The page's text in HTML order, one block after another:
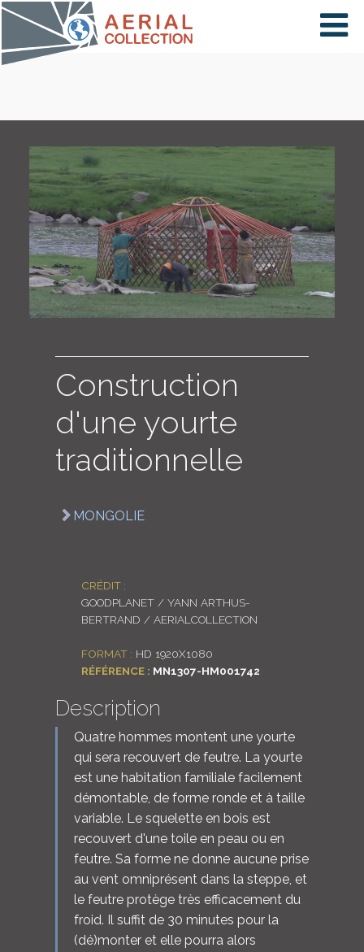
×
PAYS
CARTE
COLLECTIONS
Construction
d'une yourte
traditionnelle
MONGOLIE
CRÉDIT :
GOODPLANET / YANN ARTHUS-
BERTRAND / AERIALCOLLECTION
FORMAT : HD 1920X1080
RÉFÉRENCE : MN1307-HM001742
Description
Quatre hommes montent une yourte
qui sera recouvert de feutre. La yourte
est une habitation familiale facilement
démontable, de forme ronde et à taille
variable. Le squelette en bois est
recouvert d'une toile en peau ou en
feutre. Sa forme ne donne aucune prise
au vent omniprésent dans la steppe, et
le feutre protège très efficacement du
froid. Il suffit de 30 minutes pour la
(dé)monter et elle pourra alors